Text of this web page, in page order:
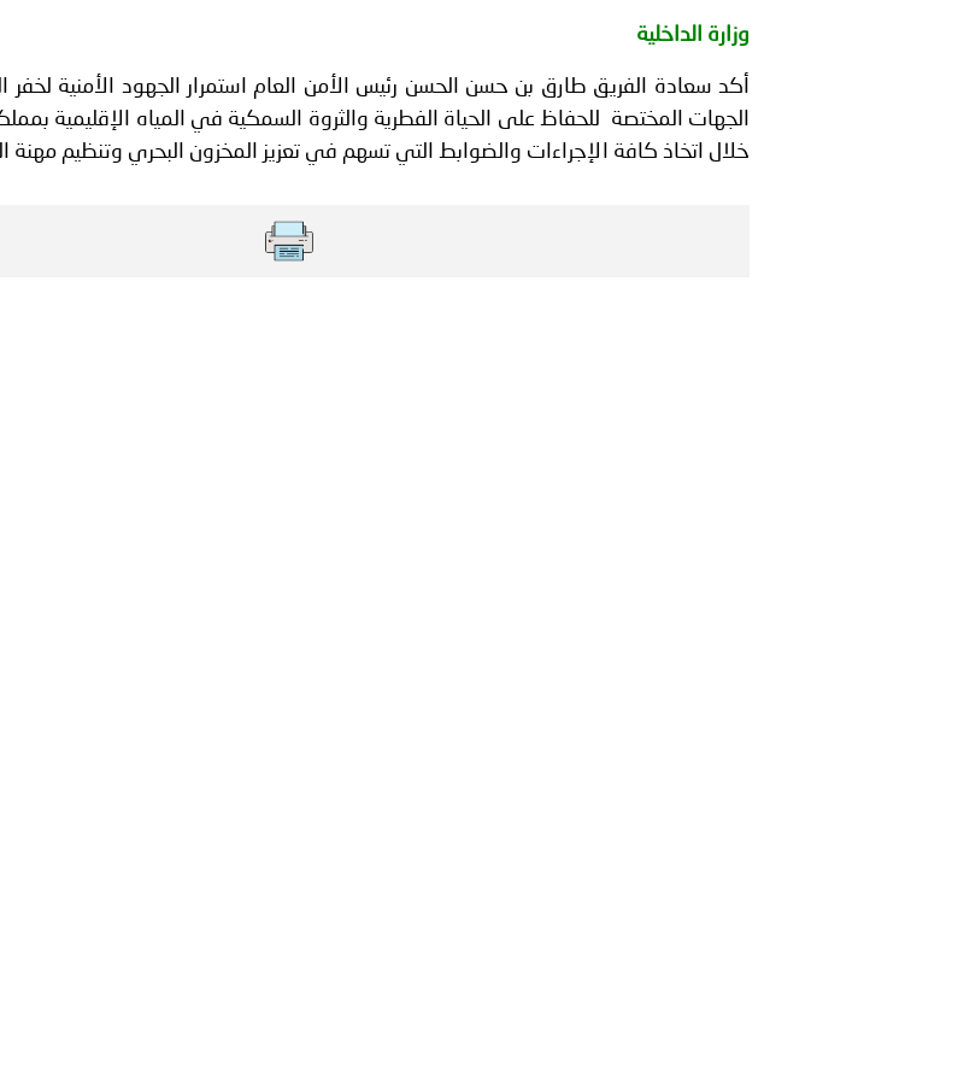
بيان صادر عن الأمانة العامة لمجلس وزراء الداخلية العرب بشأن الاعتداءات
وزارة الداخلية
أكد سعادة الفريق طارق بن حسن الحسن رئيس الأمن العام استمرار الجهود الأمنية لخفر
الجهات المختصة للحفاظ على الحياة الفطرية والثروة السمكية في المياه الإقليمية
خلال اتخاذ كافة الإجراءات والضوابط التي تسهم في تعزيز المخزون البحري وتنظيم مهنة